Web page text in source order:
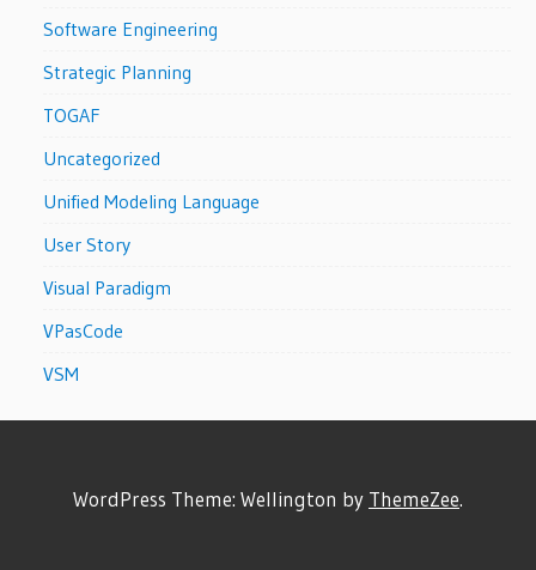
Software Engineering
Strategic Planning
TOGAF
Uncategorized
Unified Modeling Language
User Story
Visual Paradigm
VPasCode
VSM
WordPress Theme: Wellington by ThemeZee.